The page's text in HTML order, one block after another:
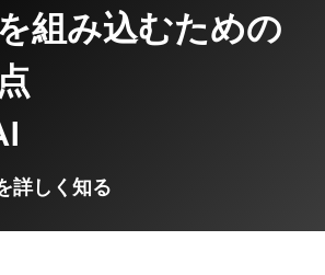
組み込むための
詳しく知る